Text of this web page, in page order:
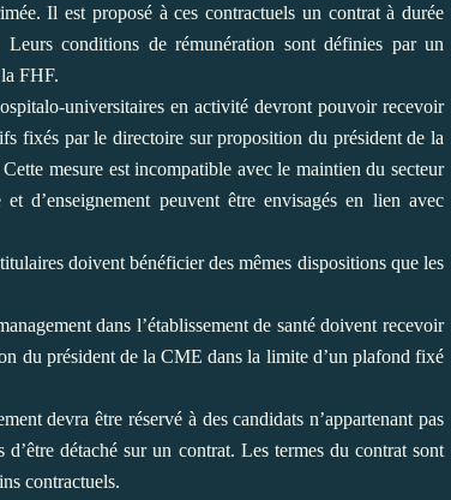
Il est proposé à ces contractuels un contrat à durée
conditions de rémunération sont définies par un
FHF.
universitaires en activité devront pouvoir recevoir
fixés par le directoire sur proposition du président de la
mesure est incompatible avec le maintien du secteur
d’enseignement peuvent être envisagés en lien avec
doivent bénéficier des mêmes dispositions que les
dans l’établissement de santé doivent recevoir
du président de la CME dans la limite d’un plafond fixé
devra être réservé à des candidats n’appartenant pas
d’être détaché sur un contrat. Les termes du contrat sont
contractuels.